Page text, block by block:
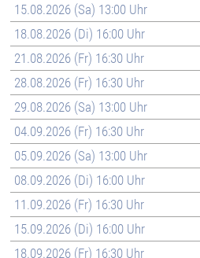
15.08.2026 (Sa) 13:00 Uhr
18.08.2026 (Di) 16:00 Uhr
21.08.2026 (Fr) 16:30 Uhr
28.08.2026 (Fr) 16:30 Uhr
29.08.2026 (Sa) 13:00 Uhr
04.09.2026 (Fr) 16:30 Uhr
05.09.2026 (Sa) 13:00 Uhr
08.09.2026 (Di) 16:00 Uhr
11.09.2026 (Fr) 16:30 Uhr
15.09.2026 (Di) 16:00 Uhr
18.09.2026 (Fr) 16:30 Uhr